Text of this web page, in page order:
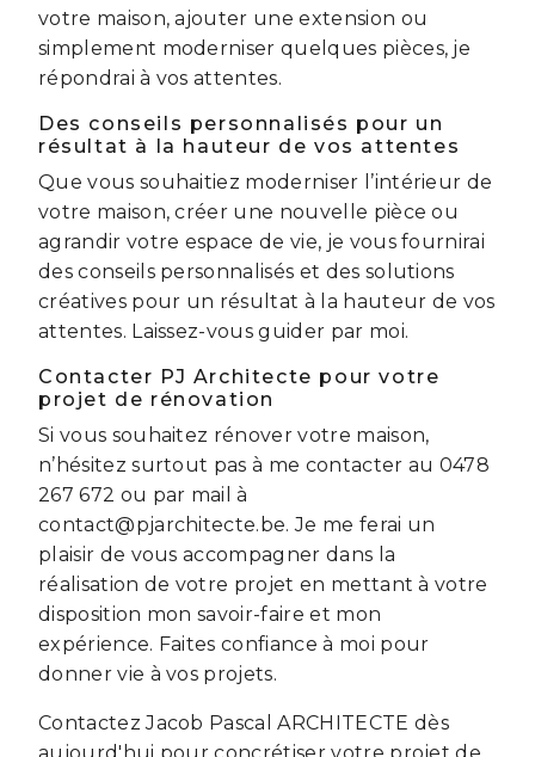
votre maison, ajouter une extension ou
simplement moderniser quelques pièces, je
répondrai à vos attentes.
Des conseils personnalisés pour un
résultat à la hauteur de vos attentes
Que vous souhaitiez moderniser l’intérieur de
votre maison, créer une nouvelle pièce ou
agrandir votre espace de vie, je vous fournirai
des conseils personnalisés et des solutions
créatives pour un résultat à la hauteur de vos
attentes. Laissez-vous guider par moi.
Contacter PJ Architecte pour votre
projet de rénovation
Si vous souhaitez rénover votre maison,
n’hésitez surtout pas à me contacter au 0478
267 672 ou par mail à
contact@pjarchitecte.be. Je me ferai un
plaisir de vous accompagner dans la
réalisation de votre projet en mettant à votre
disposition mon savoir-faire et mon
expérience. Faites confiance à moi pour
donner vie à vos projets.
Contactez Jacob Pascal ARCHITECTE dès